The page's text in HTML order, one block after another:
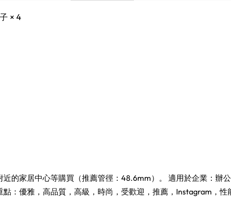
× 4
的家居中心等購買（推薦管徑：48.6mm）。 適用於企業：辦
：優雅，高品質，高級，時尚，受歡迎，推薦，Instagram，性